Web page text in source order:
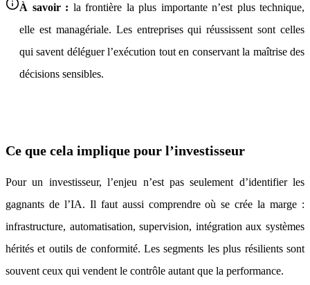
À savoir : la frontière la plus importante n’est plus technique,
elle est managériale. Les entreprises qui réussissent sont celles
qui savent déléguer l’exécution tout en conservant la maîtrise des
décisions sensibles.
Ce que cela implique pour l’investisseur
Pour un investisseur, l’enjeu n’est pas seulement d’identifier les
gagnants de l’IA. Il faut aussi comprendre où se crée la marge :
infrastructure, automatisation, supervision, intégration aux systèmes
hérités et outils de conformité. Les segments les plus résilients sont
souvent ceux qui vendent le contrôle autant que la performance.